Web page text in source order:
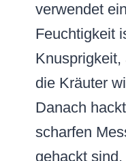
verwendet
Feuchtigkeit
Knusprigkeit,
die Kräuter
Danach
scharfen
gehackt